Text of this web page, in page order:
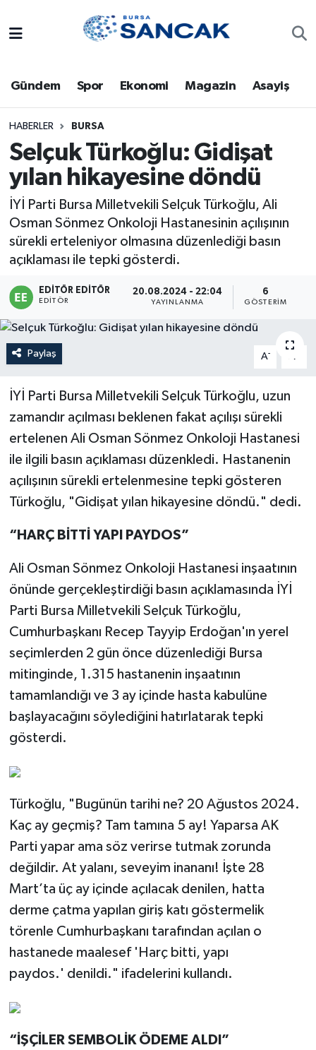
Gündem Spor Ekonomi Magazin Asayiş
HABERLER BURSA
Selçuk Türkoğlu: Gidişat
yılan hikayesine döndü
İYİ Parti Bursa Milletvekili Selçuk Türkoğlu, Ali
Osman Sönmez Onkoloji Hastanesinin açılışının
sürekli erteleniyor olmasına düzenlediği basın
açıklaması ile tepki gösterdi.
EDITÖR EDITÖR
EDITÖR
20.08.2024 - 22:04
YAYINLANMA
6
GÖSTERIM
Paylaş A- A
İYİ Parti Bursa Milletvekili Selçuk Türkoğlu, uzun
zamandır açılması beklenen fakat açılışı sürekli
ertelenen Ali Osman Sönmez Onkoloji Hastanesi
ile ilgili basın açıklaması düzenkledi. Hastanenin
açılışının sürekli ertelenmesine tepki gösteren
Türkoğlu, "Gidişat yılan hikayesine döndü." dedi.
“HARÇ BİTTİ YAPI PAYDOS”
Ali Osman Sönmez Onkoloji Hastanesi inşaatının
önünde gerçekleştirdiği basın açıklamasında İYİ
Parti Bursa Milletvekili Selçuk Türkoğlu,
Cumhurbaşkanı Recep Tayyip Erdoğan'ın yerel
seçimlerden 2 gün önce düzenlediği Bursa
mitinginde, 1.315 hastanenin inşaatının
tamamlandığı ve 3 ay içinde hasta kabulüne
başlayacağını söylediğini hatırlatarak tepki
gösterdi.
Türkoğlu, "Bugünün tarihi ne? 20 Ağustos 2024.
Kaç ay geçmiş? Tam tamına 5 ay! Yaparsa AK
Parti yapar ama söz verirse tutmak zorunda
değildir. At yalanı, seveyim inananı! İşte 28
Mart’ta üç ay içinde açılacak denilen, hatta
derme çatma yapılan giriş katı göstermelik
törenle Cumhurbaşkanı tarafından açılan o
hastanede maalesef 'Harç bitti, yapı
paydos.' denildi." ifadelerini kullandı.
“İŞÇİLER SEMBOLİK ÖDEME ALDI”
Bursa
Dünya
Eğitim
Ekonomi
Genel
Magazin
Sağlık
Spor
Trafik Durumu
Süper Lig Puan Durumu ve Fikstür
Tüm Manşetler
Son Dakika Haberleri
Haber Arşivi